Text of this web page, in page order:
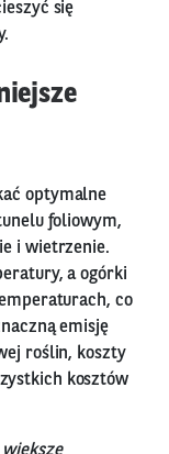
się
optymalne
foliowym,
i wietrzenie.
a ogórki
co
emisję
roślin, koszty
kosztów